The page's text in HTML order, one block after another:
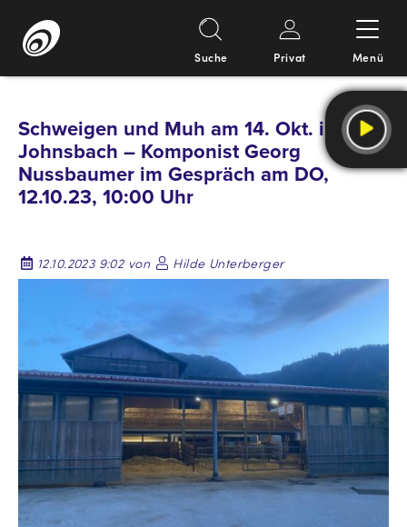
Inhalt
Suche Privat Menü
Schweigen und Muh am 14. Okt. in
Johnsbach – Komponist Georg
Nussbaumer im Gespräch am DO,
12.10.23, 10:00 Uhr
12.10.2023 9:02 von Hilde Unterberger